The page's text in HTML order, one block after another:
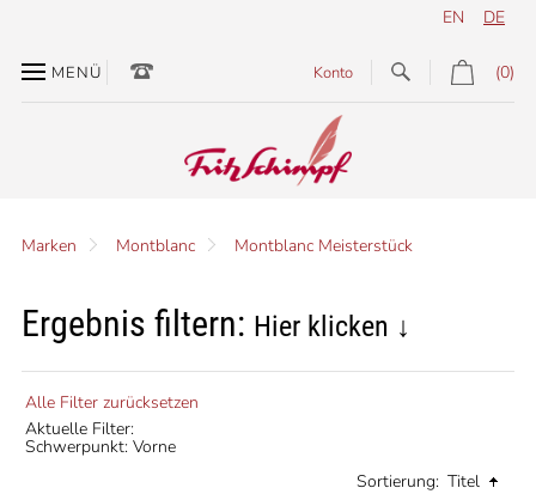
DE
EN
MENÜ (0)
Konto
Marken Montblanc Montblanc Meisterstück
Ergebnis filtern: Hier klicken ↓
Alle Filter zurücksetzen
Aktuelle Filter:
Schwerpunkt: Vorne
Sortierung: Titel